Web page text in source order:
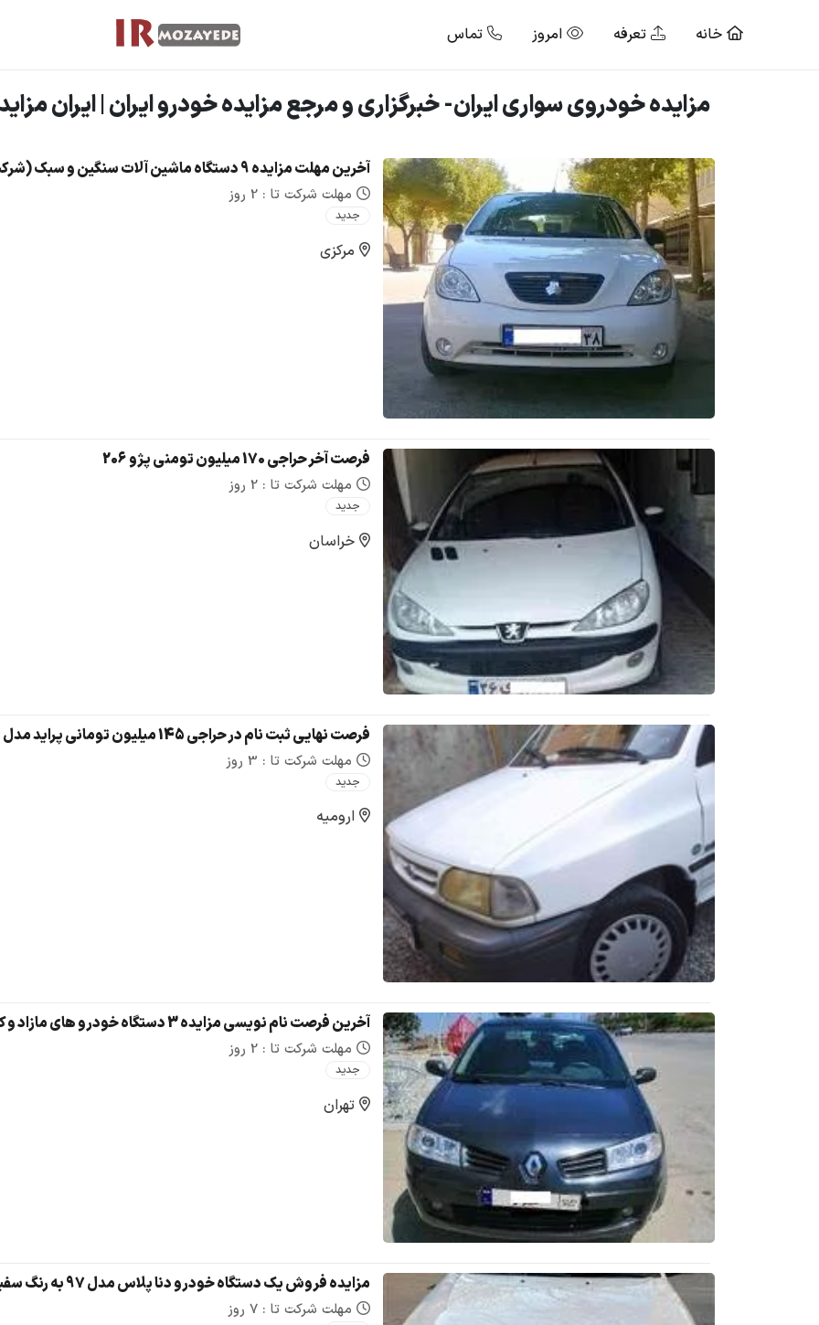
خانه تعرفه امروز تماس
مزایده خودروی سواری ایران- خبرگزاری و مرجع مزایده خودرو ایران | ایران
مهلت شرکت تا : 2 روز
جدید
مرکزی
فرصت آخر حراجی 170 میلیون تومنی پژو 206
مهلت شرکت تا : 2 روز
جدید
خراسان
فرصت نهایی ثبت نام در حراجی 145 میلیون تومانی پراید مدل : 1381 ( دوگانه سوز) / مصادره ای دولت
مهلت شرکت تا : 3 روز
جدید
ارومیه
مهلت شرکت تا : 2 روز
جدید
تهران
مزایده فروش یک دستگاه خودرو دنا پلاس مدل 97 به رنگ سفید
مهلت شرکت تا : 7 روز